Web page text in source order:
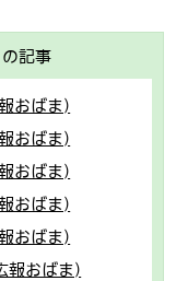
記事
おばま)
おばま)
おばま)
おばま)
おばま)
報おばま)